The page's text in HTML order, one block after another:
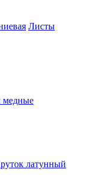
Листы
медные
латунный